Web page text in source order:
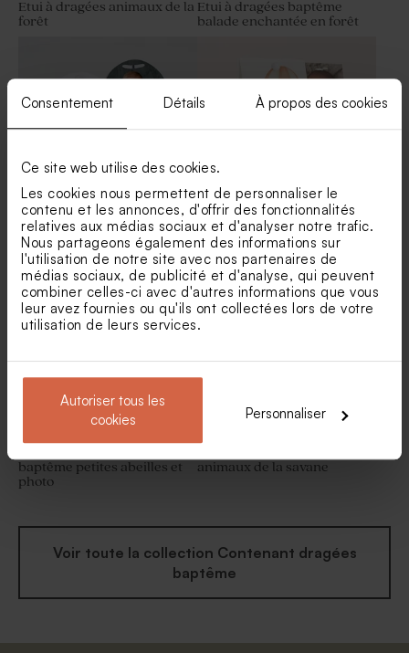
Consentement Détails À propos des cookies
Ce site web utilise des cookies.
Les cookies nous permettent de personnaliser le
contenu et les annonces, d'offrir des fonctionnalités
relatives aux médias sociaux et d'analyser notre trafic.
Nous partageons également des informations sur
l'utilisation de notre site avec nos partenaires de
médias sociaux, de publicité et d'analyse, qui peuvent
combiner celles-ci avec d'autres informations que vous
leur avez fournies ou qu'ils ont collectées lors de votre
utilisation de leurs services.
Autoriser tous les
cookies
Personnaliser
champagne 1 kg (± 240 ex)
champagne 1 kg (± 1120 ex)
Moulin à vent baptême beige
et son crayon gris
Valisette animaux de la forêt
Etui à dragées animaux de la
forêt
Etui à dragées baptême
balade enchantée en forêt
Étui à dragées baptême
original colombe messagère
Contenant à dragées
baptême petit ourson
baptême petites abeilles et
photo
animaux de la savane
Voir toute la collection Contenant dragées
baptême